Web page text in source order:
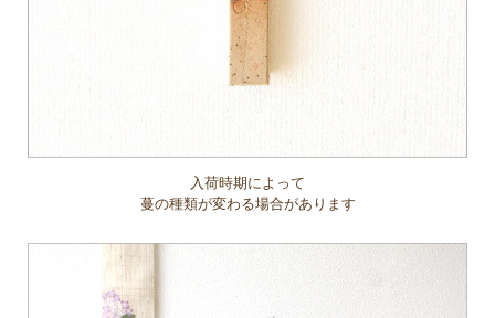
入荷時期によって
蔓の種類が変わる場合があります